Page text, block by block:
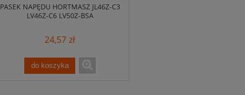
PASEK NAPĘDU HORTMASZ JL46Z-C3
LV46Z-C6 LV50Z-BSA
24,57 zł
do koszyka